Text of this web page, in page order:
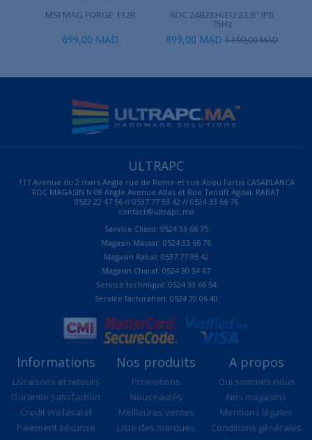
MSI MAG FORGE 112R
699,00 MAD
AOC 24B2XH/EU 23.8" IPS
75Hz
899,00 MAD 1 199,00 MAD
ULTRAPC
117 Avenue du 2 mars Angle rue de Rome et rue Abou Fariss CASABLANCA
RDC MAGASIN N 08 Angle Avenue Atlas et Rue Tansift Agdal, RABAT
0522 22 47 56 // 0537 77 93 42 // 0524 33 66 76
contact@ultrapc.ma
Service Client: 0524 33 66 75
Magasin Massar: 0524 33 66 76
Magasin Rabat: 0537 77 93 42
Magasin Charaf: 0524 30 54 67
Service technique: 0524 33 66 54
Service facturation: 0524 20 06 40
Informations
Livraisons et retours
Garantie satisfaction
Credit Wafasalaf
Paiement sécurisé
Nos produits
Promotions
Nouveautés
Meilleures ventes
Liste des marques
A propos
Qui sommes-nous
Nos magasins
Mentions légales
Conditions générales